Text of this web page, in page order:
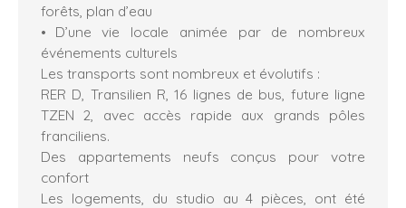
forêts, plan d’eau
D’une vie locale animée par de nombreux
événements culturels
Les transports sont nombreux et évolutifs :
RER D, Transilien R, 16 lignes de bus, future ligne
TZEN 2, avec accès rapide aux grands pôles
franciliens.
Des appartements neufs conçus pour votre
confort
Les logements, du studio au 4 pièces, ont été